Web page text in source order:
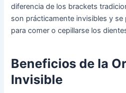
diferencia de los brackets
son prácticamente invisibles y
para comer o cepillarse los
Beneficios de la
Invisible